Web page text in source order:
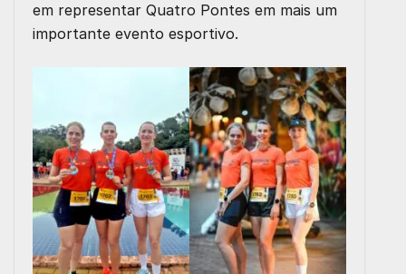
em representar Quatro Pontes em mais um
importante evento esportivo.